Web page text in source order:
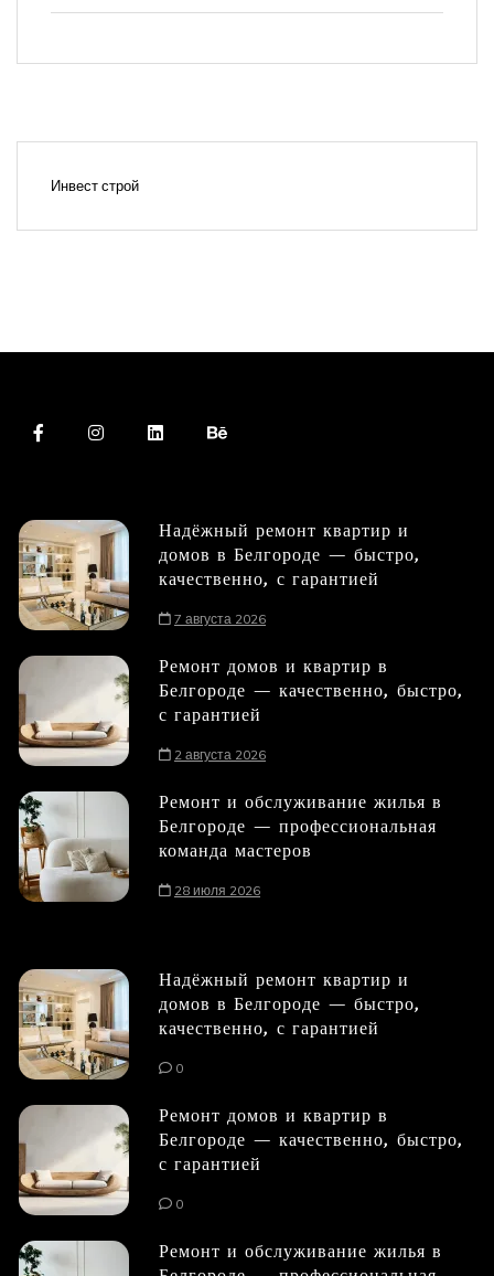
Инвест строй
Надёжный ремонт квартир и
домов в Белгороде — быстро,
качественно, с гарантией
7 августа 2026
Ремонт домов и квартир в
Белгороде — качественно, быстро,
с гарантией
2 августа 2026
Ремонт и обслуживание жилья в
Белгороде — профессиональная
команда мастеров
28 июля 2026
Надёжный ремонт квартир и
домов в Белгороде — быстро,
качественно, с гарантией
0
Ремонт домов и квартир в
Белгороде — качественно, быстро,
с гарантией
0
Ремонт и обслуживание жилья в